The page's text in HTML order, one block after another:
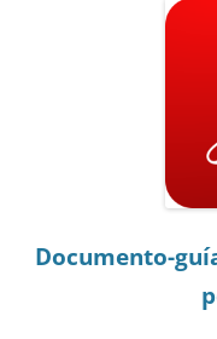
Documento-